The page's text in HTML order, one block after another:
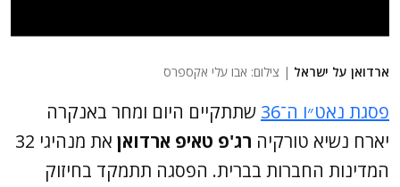
ארדואן על ישראל | צילום: אבו עלי אקספרס
פסגת נאט״ו ה־36
שתתקיים היום ומחר באנקרה
יארח נשיא טורקיה רג'פ טאיפ ארדואן
את מנהיגי 32
המדינות החברות בברית. הפסגה תתמקד בחיזוק